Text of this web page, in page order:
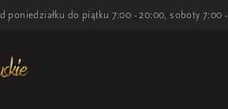
poniedziałku do piątku 7:00 - 20:00, soboty 7:00 -